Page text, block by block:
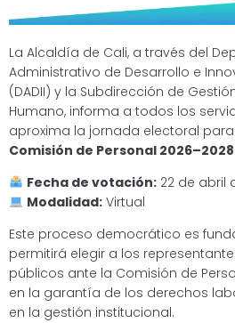
La Alcaldía de Cali, a través del
Administrativo de Desarrollo e
(DADII) y la Subdirección de
Humano, informa a todos los
aproxima la jornada electoral
Comisión de Personal 2026–2028
Fecha de votación:22 de abril
Modalidad:Virtual
Este proceso democrático es
permitirá elegir a los
públicos ante la Comisión de
en la garantía de los derechos
en la gestión institucional.